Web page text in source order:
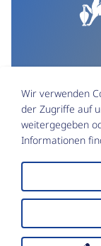
Impressum
Erklärung
Copyright ©
Wir verwenden
der Zugriffe auf
weitergegeben
Informationen